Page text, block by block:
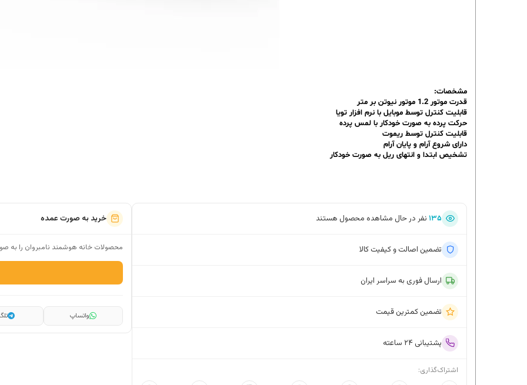
مشخصات:
قدرت موتور 1.2 موتور نیوتن بر متر
قابلیت کنترل توسط موبایل با نرم افزار تویا
حرکت پرده به صورت خودکار با لمس پرده
قابلیت کنترل توسط ریموت
دارای شروع آرام و پایان آرام
تشخیص ابتدا و انتهای ریل به صورت خودکار
۱۳۵ نفر در حال مشاهده محصول هستند
تضمین اصالت و کیفیت کالا
ارسال فوری به سراسر ایران
تضمین کمترین قیمت
پشتیبانی ۲۴ ساعته
اشتراک‌گذاری:
خرید به صورت عمده
محصولات خانه هوشمند نامبروان را به
واتساپ